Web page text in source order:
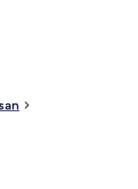
mendapat
terletak berdekatan
Tanah Arsenal
ialah 15 minit.